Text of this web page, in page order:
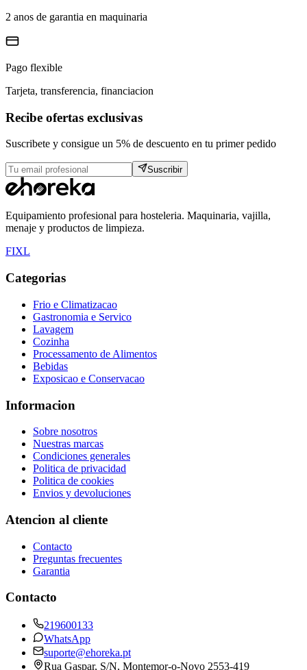
2 anos de garantia en maquinaria
Pago flexible
Tarjeta, transferencia, financiacion
Recibe ofertas exclusivas
Suscribete y consigue un 5% de descuento en tu primer pedido
Suscribir
Equipamiento profesional para hosteleria. Maquinaria, vajilla,
menaje y productos de limpieza.
FIXL
Categorias
Frio e Climatizacao
Gastronomia e Servico
Lavagem
Cozinha
Processamento de Alimentos
Bebidas
Exposicao e Conservacao
Informacion
Sobre nosotros
Nuestras marcas
Condiciones generales
Politica de privacidad
Politica de cookies
Envios y devoluciones
Atencion al cliente
Contacto
Preguntas frecuentes
Garantia
Contacto
219600133
WhatsApp
suporte@ehoreka.pt
Rua Gaspar, S/N, Montemor-o-Novo 2553-419